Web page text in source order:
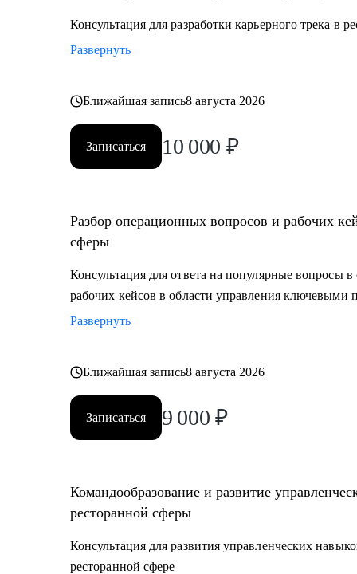
Консультация для разработки карьерного трека в
Развернуть
Ближайшая запись8 августа 2026
Записаться 10 000 ₽
Разбор операционных вопросов и рабочих
сферы
Консультация для ответа на популярные вопросы
рабочих кейсов в области управления ключевыми
Развернуть
Ближайшая запись8 августа 2026
Записаться 9 000 ₽
Командообразование и развитие
ресторанной сферы
Консультация для развития управленческих
ресторанной сфере